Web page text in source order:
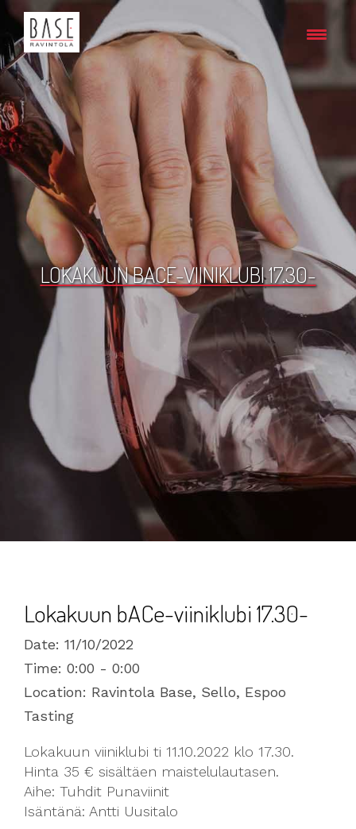
LOKAKUUN BACE-VIINIKLUBI 17.30-
Lokakuun bACe-viiniklubi 17.30-
Date: 11/10/2022
Time: 0:00 - 0:00
Location: Ravintola Base, Sello, Espoo
Tasting
Lokakuun viiniklubi ti 11.10.2022 klo 17.30.
Hinta 35 € sisältäen maistelulautasen.
Aihe: Tuhdit Punaviinit
Isäntänä: Antti Uusitalo